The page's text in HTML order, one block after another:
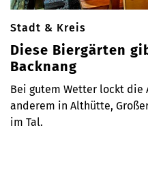
Stadt & Kreis
Diese Biergärten
Backnang
Bei gutem Wetter lockt die
anderem in Althütte,
im Tal.